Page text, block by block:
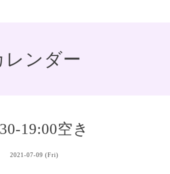
レンダー
19:00空き
2021-07-09 (Fri)